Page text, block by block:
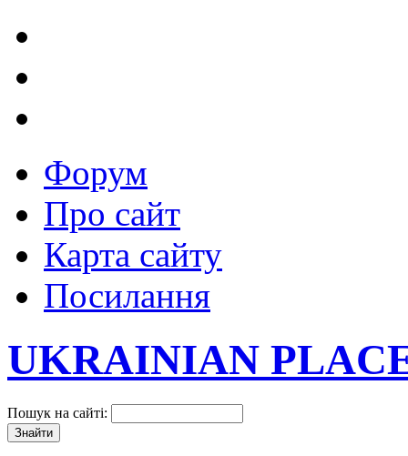
Форум
Про сайт
Карта сайту
Посилання
UKRAINIAN
Пошук на сайті: